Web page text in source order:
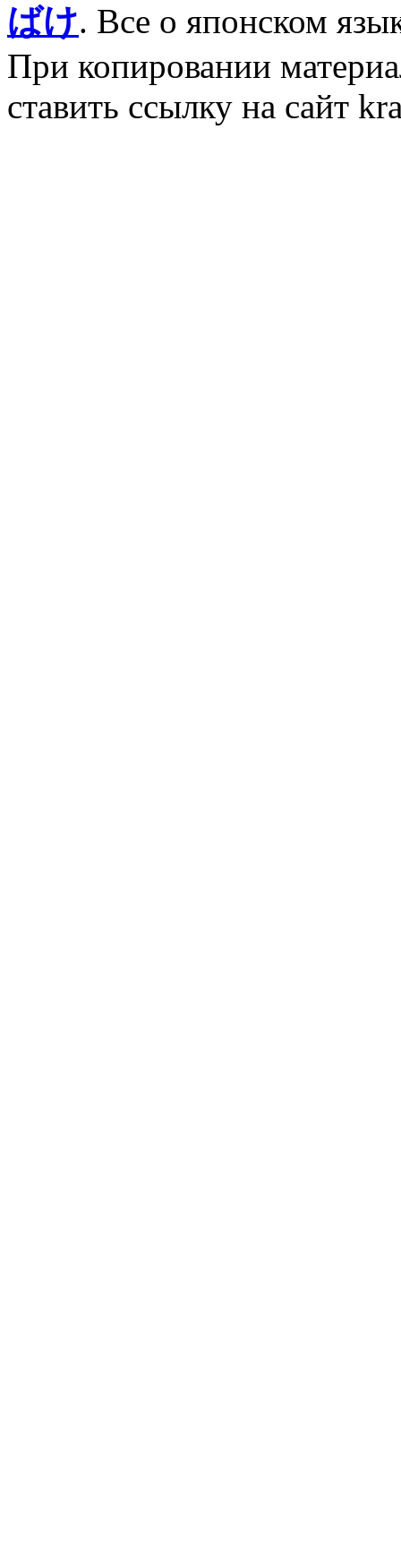
ばけ. Все о японском
При копировании
ставить ссылку на сайт